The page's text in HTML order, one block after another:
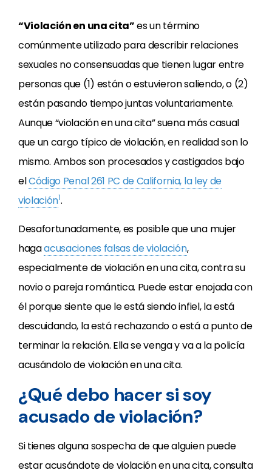
“Violación en una cita”es un término
comúnmente utilizado para describir relaciones
sexuales no consensuadas que tienen lugar entre
personas que (1) están o estuvieron saliendo, o (2)
están pasando tiempo juntas voluntariamente.
Aunque “violación en una cita” suena más casual
que un cargo típico de violación, en realidad son lo
mismo. Ambos son procesados y castigados bajo
elCódigo Penal 261 PC de California, la ley de
violación1.
Desafortunadamente, es posible que una mujer
hagaacusaciones falsas de violación,
especialmente de violación en una cita, contra su
novio o pareja romántica. Puede estar enojada con
él porque siente que le está siendo infiel, la está
descuidando, la está rechazando o está a punto de
terminar la relación. Ella se venga y va a la policía
acusándolo de violación en una cita.
¿Qué debo hacer si soy
acusado de violación?
Si tienes alguna sospecha de que alguien puede
estar acusándote de violación en una cita, consulta